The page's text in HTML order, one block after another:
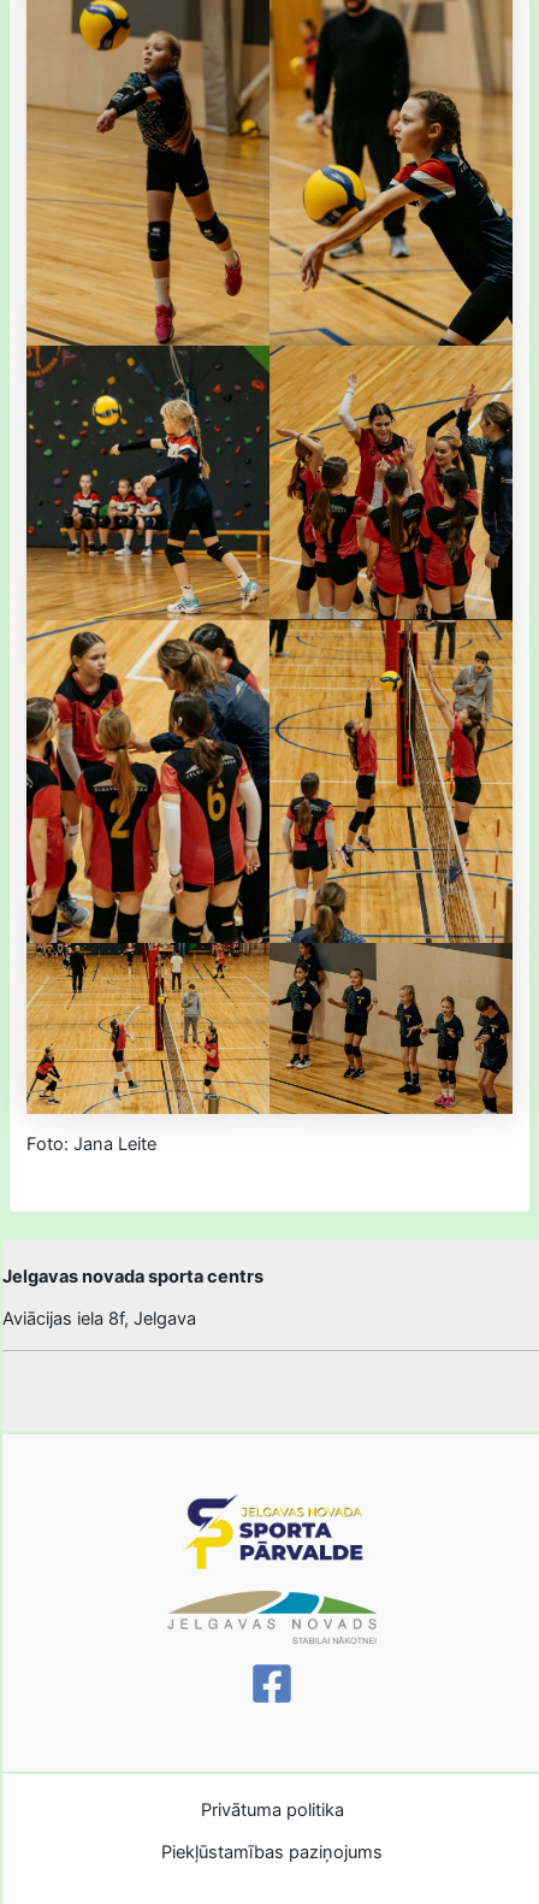
Foto: Jana Leite
Jelgavas novada sporta centrs
Aviācijas iela 8f, Jelgava
Privātuma politika
Piekļūstamības paziņojums